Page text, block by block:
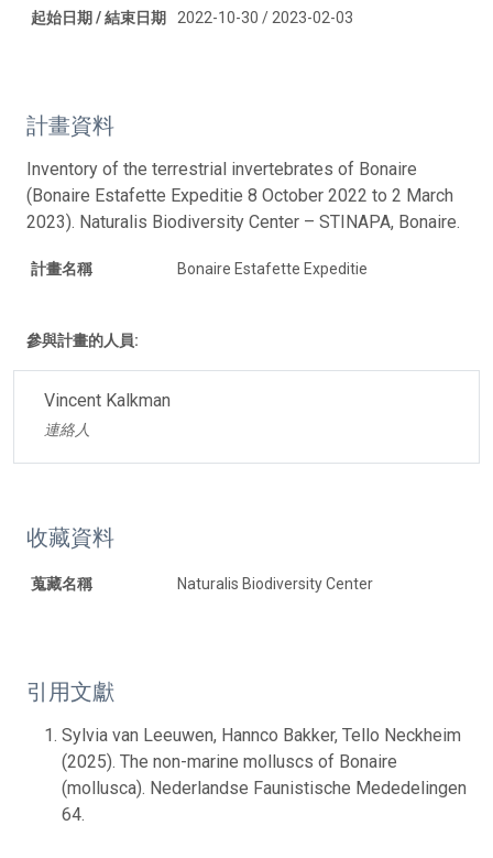
起始日期 / 結束日期 2022-10-30 / 2023-02-03
計畫資料
Inventory of the terrestrial invertebrates of Bonaire
(Bonaire Estafette Expeditie 8 October 2022 to 2 March
2023). Naturalis Biodiversity Center – STINAPA, Bonaire.
計畫名稱 Bonaire Estafette Expeditie
參與計畫的人員:
Vincent Kalkman
連絡人
收藏資料
蒐藏名稱 Naturalis Biodiversity Center
引用文獻
Sylvia van Leeuwen, Hannco Bakker, Tello Neckheim
(2025). The non-marine molluscs of Bonaire
(mollusca). Nederlandse Faunistische Mededelingen
64.